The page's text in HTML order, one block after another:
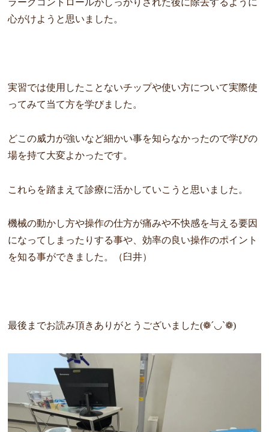
ラークコントロールがしっかりされた後に除去するように
心がけようと思いました。
実習では使用したことないチップや使い方について実際使
ってみて当て方を学びました。
どこの威力が強いなど細かい事を知らなかったので学びの
場を持て大変よかったです。
これらを踏まえて診療に活かしていこうと思いました。
機械の動かし方や操作の仕方が痛みや不快感を与える要因
になってしまったりする事や、効率の良い操作のポイント
を知る事ができました。（臼井）
最後までお読み頂きありがとうございました(❁´◡`❁)